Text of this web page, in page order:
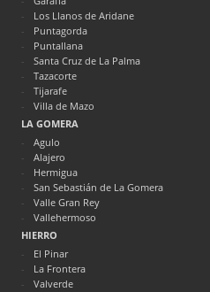
Los Llanos de Aridane
Puntagorda
Puntallana
Santa Cruz de La Palma
Tazacorte
Tijarafe
Villa de Mazo
LA GOMERA
Agulo
Alajero
Hermigua
San Sebastián de La Gomera
Valle Gran Rey
Vallehermoso
HIERRO
El Pinar
La Frontera
Valverde